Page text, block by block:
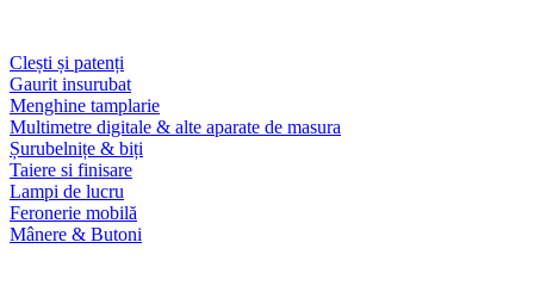
Clești și patenți
Gaurit insurubat
Menghine tamplarie
Multimetre digitale & alte aparate de masura
Șurubelnițe & biți
Taiere si finisare
Lampi de lucru
Feronerie mobilă
Mânere & Butoni